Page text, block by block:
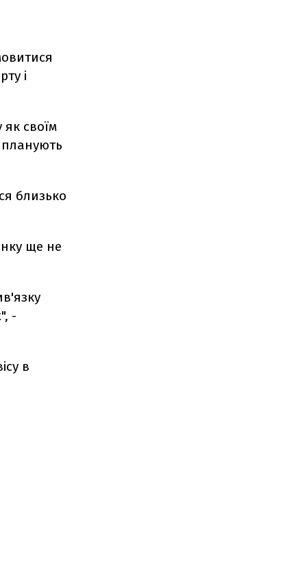
і
своїм
планують
близько
ще не
-
в